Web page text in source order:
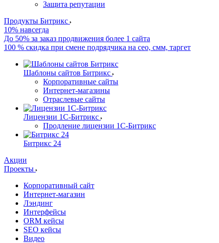
Защита репутации
Продукты Битрикс
10% навсегда
До 50% за заказ продвижения более 1 сайта
100 % скидка при смене подрядчика на сео, смм, таргет
Шаблоны сайтов Битрикс
Корпоративные сайты
Интернет-магазины
Отраслевые сайты
Лицензии 1С-Битрикс
Продление лицензии 1С-Битрикс
Битрикс 24
Акции
Проекты
Корпоративный сайт
Интернет-магазин
Лэндинг
Интерфейсы
ORM кейсы
SEO кейсы
Видео